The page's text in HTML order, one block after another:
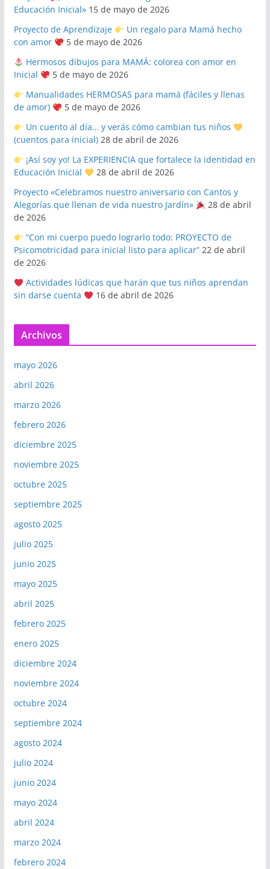
Educación Inicial» 15 de mayo de 2026
Proyecto de Aprendizaje
Un regalo para Mamá hecho
con amor
5 de mayo de 2026
Hermosos dibujos para MAMÁ: colorea con amor en
Inicial
5 de mayo de 2026
Manualidades HERMOSAS para mamá (fáciles y llenas
de amor)
5 de mayo de 2026
Un cuento al día… y verás cómo cambian tus niños
(cuentos para inicial) 28 de abril de 2026
¡Así soy yo! La EXPERIENCIA que fortalece la identidad en
Educación Inicial
28 de abril de 2026
Proyecto «Celebramos nuestro aniversario con Cantos y
Alegorías que llenan de vida nuestro Jardín»
28 de abril
de 2026
“Con mi cuerpo puedo lograrlo todo: PROYECTO de
Psicomotricidad para inicial listo para aplicar” 22 de abril
de 2026
Actividades lúdicas que harán que tus niños aprendan
sin darse cuenta
16 de abril de 2026
Archivos
mayo 2026
abril 2026
marzo 2026
febrero 2026
diciembre 2025
noviembre 2025
octubre 2025
septiembre 2025
agosto 2025
julio 2025
junio 2025
mayo 2025
abril 2025
febrero 2025
enero 2025
diciembre 2024
noviembre 2024
octubre 2024
septiembre 2024
agosto 2024
julio 2024
junio 2024
mayo 2024
abril 2024
marzo 2024
febrero 2024